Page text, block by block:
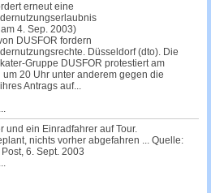
erneut eine
4. Sep. 2003)
DUSFOR fordern
Düsseldorf (dto). Die
Gruppe DUSFOR protestiert am
um 20 Uhr unter anderem gegen die
Antrags auf...
und ein Einradfahrer auf Tour.
nichts vorher abgefahren ... Quelle:
6. Sept. 2003